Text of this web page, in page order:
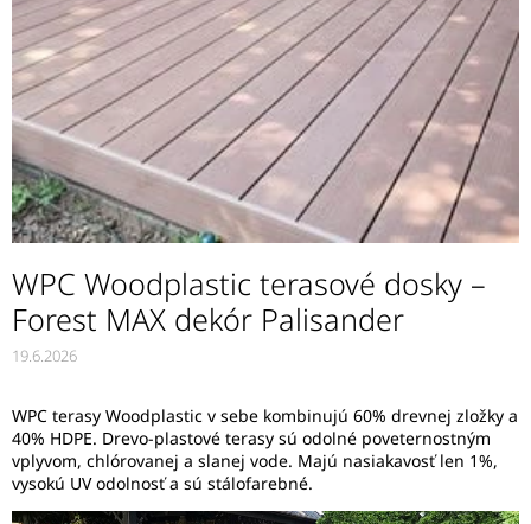
WPC Woodplastic terasové dosky –
Forest MAX dekór Palisander
19.6.2026
WPC terasy Woodplastic v sebe kombinujú 60% drevnej zložky a
40% HDPE. Drevo-plastové terasy sú odolné poveternostným
vplyvom, chlórovanej a slanej vode. Majú nasiakavosť len 1%,
vysokú UV odolnosť a sú stálofarebné.